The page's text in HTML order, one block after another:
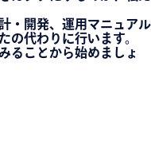
・開発、運用マニュアル
の代わりに行います。
ることから始めましょ